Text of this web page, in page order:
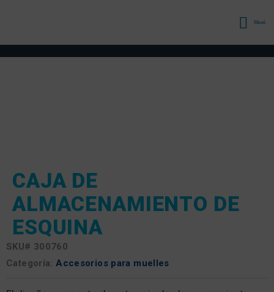
Menú
CAJA DE
ALMACENAMIENTO DE
ESQUINA
SKU# 300760
Categoría:Accesorios para muelles